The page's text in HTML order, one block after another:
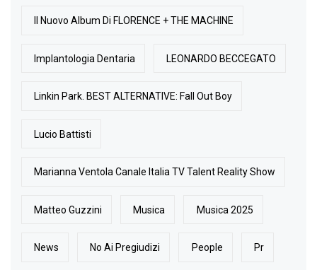
Il Nuovo Album Di FLORENCE + THE MACHINE
Implantologia Dentaria LEONARDO BECCEGATO
Linkin Park. BEST ALTERNATIVE: Fall Out Boy
Lucio Battisti
Marianna Ventola Canale Italia TV Talent Reality Show
Matteo Guzzini Musica Musica 2025
News No Ai Pregiudizi People Pr